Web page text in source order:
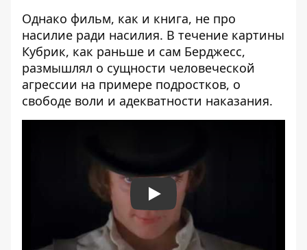
Однако фильм, как и книга, не про
насилие ради насилия. В течение картины
Кубрик, как раньше и сам Берджесс,
размышлял о сущности человеческой
агрессии на примере подростков, о
свободе воли и адекватности наказания.
Play